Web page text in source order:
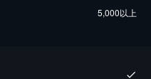
5,000以上